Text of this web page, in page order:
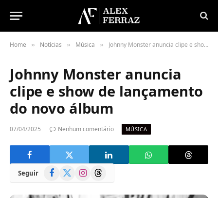
Home » Notícias » Música » Johnny Monster anuncia clipe e show de lançamento do novo álbum
Johnny Monster anuncia
clipe e show de lançamento
do novo álbum
07/04/2025 Nenhum comentário MÚSICA
Seguir Facebook
(Twitter)
InstagramThreads